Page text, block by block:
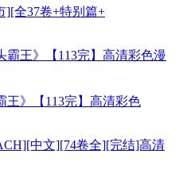
][全37卷+特别篇+
王》【113完】高清彩色